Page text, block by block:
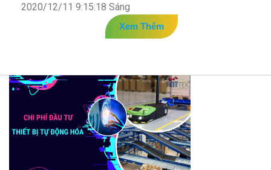
2020/12/11 9:15:18 Sáng
Xem Thêm